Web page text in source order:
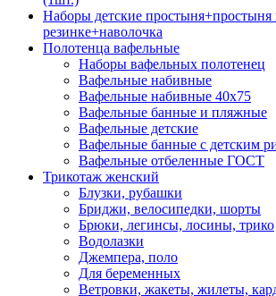
Наборы детские простыня+простыня
резинке+наволочка
Полотенца вафельные
Наборы вафельных полотенец
Вафельные набивные
Вафельные набивные 40х75
Вафельные банные и пляжные
Вафельные детские
Вафельные банные с детским
Вафельные отбеленные ГОСТ
Трикотаж женский
Блузки, рубашки
Бриджи, велосипедки, шорты
Брюки, легинсы, лосины, трико
Водолазки
Джемпера, поло
Для беременных
Ветровки, жакеты, жилеты,